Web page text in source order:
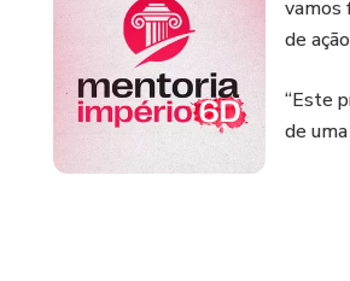
vamos
de
“Este
de